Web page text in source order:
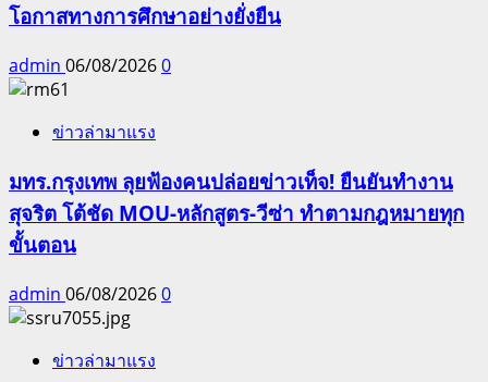
โอกาสทางการศึกษาอย่างยั่งยืน
admin 06/08/20260
ข่าวล่ามาแรง
มทร.กรุงเทพ ลุยฟ้องคนปล่อยข่าวเท็จ! ยืนยันทำงาน
สุจริต โต้ชัด MOU-หลักสูตร-วีซ่า ทำตามกฎหมายทุก
ขั้นตอน
admin 06/08/20260
ข่าวล่ามาแรง